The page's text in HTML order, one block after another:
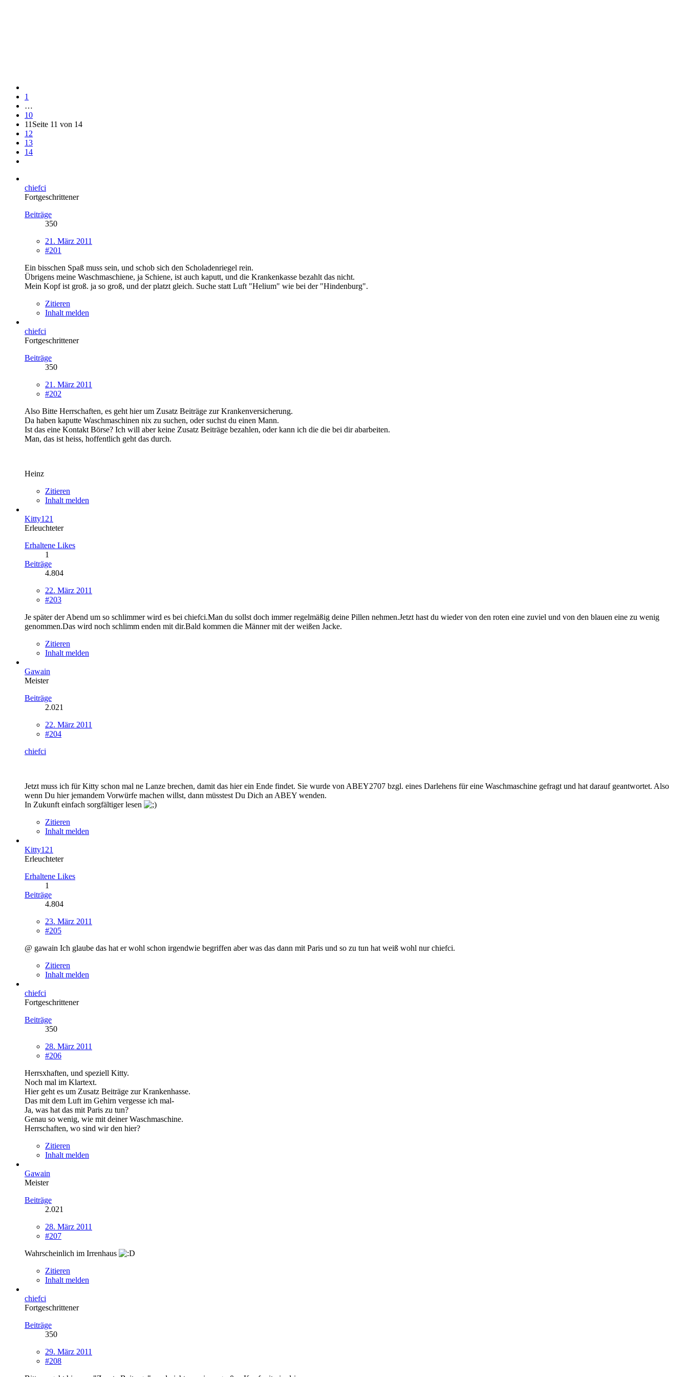
1
…
10
11 Seite 11 von 14
12
13
14
chiefci
Fortgeschrittener
Beiträge
350
21. März 2011
#201
Ein bisschen Spaß muss sein, und schob sich den Scholadenriegel rein.
Übrigens meine Waschmaschiene, ja Schiene, ist auch kaputt, und die Krankenkasse bezahlt das nicht.
Mein Kopf ist groß. ja so groß, und der platzt gleich. Suche statt Luft "Helium" wie bei der "Hindenburg".
Zitieren
Inhalt melden
chiefci
Fortgeschrittener
Beiträge
350
21. März 2011
#202
Also Bitte Herrschaften, es geht hier um Zusatz Beiträge zur Krankenversicherung.
Da haben kaputte Waschmaschinen nix zu suchen, oder suchst du einen Mann.
Ist das eine Kontakt Börse? Ich will aber keine Zusatz Beiträge bezahlen, oder kann ich die die bei dir abarbeiten.
Man, das ist heiss, hoffentlich geht das durch.
Heinz
Zitieren
Inhalt melden
Kitty121
Erleuchteter
Erhaltene Likes
1
Beiträge
4.804
22. März 2011
#203
Je später der Abend um so schlimmer wird es bei chiefci.Man du sollst doch immer regelmäßig deine Pillen nehmen.Jetzt hast du wieder von den roten eine zuviel und von den blauen eine zu wenig
genommen.Das wird noch schlimm enden mit dir.Bald kommen die Männer mit der weißen Jacke.
Zitieren
Inhalt melden
Gawain
Meister
Beiträge
2.021
22. März 2011
#204
chiefci
Jetzt muss ich für Kitty schon mal ne Lanze brechen, damit das hier ein Ende findet. Sie wurde von ABEY2707 bzgl. eines Darlehens für eine Waschmaschine gefragt und hat darauf geantwortet. Also
wenn Du hier jemandem Vorwürfe machen willst, dann müsstest Du Dich an ABEY wenden.
In Zukunft einfach sorgfältiger lesen
Zitieren
Inhalt melden
Kitty121
Erleuchteter
Erhaltene Likes
1
Beiträge
4.804
23. März 2011
#205
@ gawain Ich glaube das hat er wohl schon irgendwie begriffen aber was das dann mit Paris und so zu tun hat weiß wohl nur chiefci.
Zitieren
Inhalt melden
chiefci
Fortgeschrittener
Beiträge
350
28. März 2011
#206
Herrsxhaften, und speziell Kitty.
Noch mal im Klartext.
Hier geht es um Zusatz Beiträge zur Krankenhasse.
Das mit dem Luft im Gehirn vergesse ich mal-
Ja, was hat das mit Paris zu tun?
Genau so wenig, wie mit deiner Waschmaschine.
Herrschaften, wo sind wir den hier?
Zitieren
Inhalt melden
Gawain
Meister
Beiträge
2.021
28. März 2011
#207
Wahrscheinlich im Irrenhaus
Zitieren
Inhalt melden
chiefci
Fortgeschrittener
Beiträge
350
29. März 2011
#208